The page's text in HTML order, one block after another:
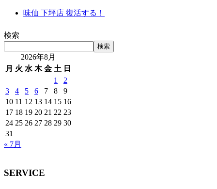
味仙 下坪店 復活する！
検索
検索
2026年8月
月 火 水 木 金 土 日
1
2
3
4 5 6 7 8
9
10 11 12 13 14 15 16
17 18 19 20 21 22 23
24 25 26 27 28 29 30
31
« 7月
SERVICE